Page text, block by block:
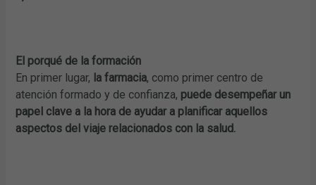
El porqué de la formación
En primer lugar, la farmacia, como primer centro de
atención formado y de confianza, puede desempeñar un
papel clave a la hora de ayudar a planificar aquellos
aspectos del viaje relacionados con la salud.